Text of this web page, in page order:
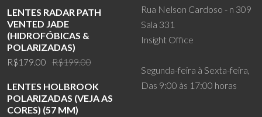
was:
is:
LENTES RADAR PATH
VENTED JADE
(HIDROFÓBICAS &
POLARIZADAS)
R$199.00Original
was:
R$199.00.
R$179.00
Current
is:
R$179.00.
LENTES HOLBROOK
POLARIZADAS (VEJA AS
CORES) (57 MM)
Rua Nelson Cardoso - n 309
Sala 331
Insight Office
Segunda-feira à Sexta-feira,
Das 9:00 às 17:00 horas